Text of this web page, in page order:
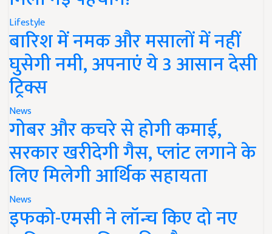
Lifestyle
बारिश में नमक और मसालों में नहीं
घुसेगी नमी, अपनाएं ये 3 आसान देसी
ट्रिक्स
News
गोबर और कचरे से होगी कमाई,
सरकार खरीदेगी गैस, प्लांट लगाने के
लिए मिलेगी आर्थिक सहायता
News
इफको-एमसी ने लॉन्च किए दो नए